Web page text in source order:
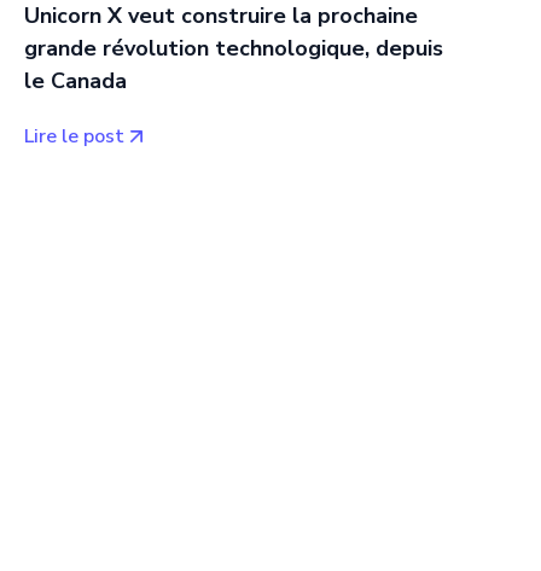
Unicorn X veut construire la prochaine
grande révolution technologique, depuis
le Canada
Lire le post